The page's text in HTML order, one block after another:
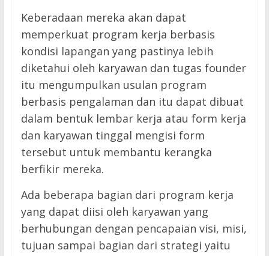
Keberadaan mereka akan dapat
memperkuat program kerja berbasis
kondisi lapangan yang pastinya lebih
diketahui oleh karyawan dan tugas founder
itu mengumpulkan usulan program
berbasis pengalaman dan itu dapat dibuat
dalam bentuk lembar kerja atau form kerja
dan karyawan tinggal mengisi form
tersebut untuk membantu kerangka
berfikir mereka.
Ada beberapa bagian dari program kerja
yang dapat diisi oleh karyawan yang
berhubungan dengan pencapaian visi, misi,
tujuan sampai bagian dari strategi yaitu